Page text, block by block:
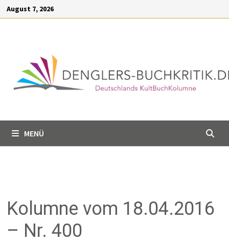
springen
August 7, 2026
MENÜ
Kolumne vom 18.04.2016
– Nr. 400